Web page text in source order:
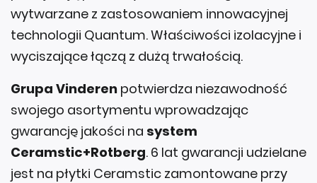
wytwarzane z zastosowaniem innowacyjnej
technologii Quantum. Właściwości izolacyjne i
wyciszające łączą z dużą trwałością.
Grupa Vinderen potwierdza niezawodność
swojego asortymentu wprowadzając
gwarancję jakości na system
Ceramstic+Rotberg. 6 lat gwarancji udzielane
jest na płytki Ceramstic zamontowane przy